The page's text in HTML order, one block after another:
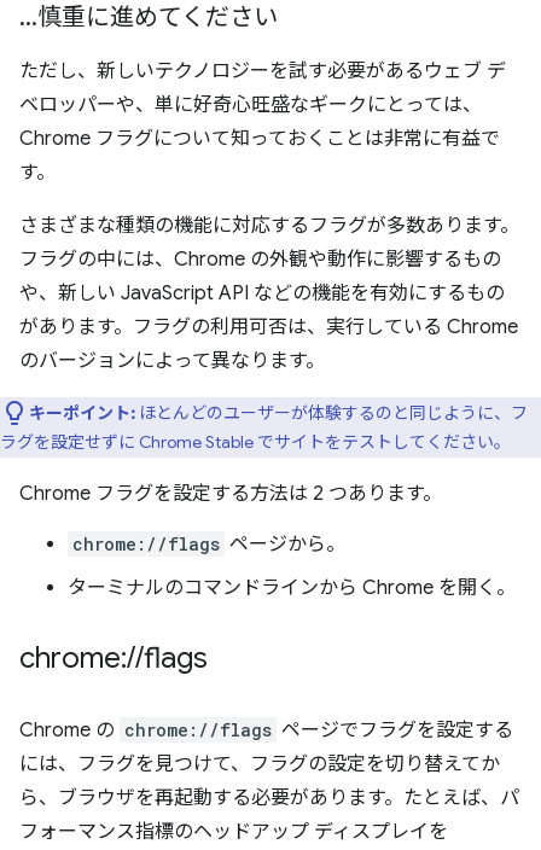
...慎重に進めてください
ただし、新しいテクノロジーを試す必要があるウェブ デ
ベロッパーや、単に好奇心旺盛なギークにとっては、
Chrome フラグについて知っておくことは非常に有益で
す。
さまざまな種類の機能に対応するフラグが多数あります。
フラグの中には、Chrome の外観や動作に影響するもの
や、新しい JavaScript API などの機能を有効にするもの
があります。フラグの利用可否は、実行している Chrome
のバージョンによって異なります。
キーポイント: ほとんどのユーザーが体験するのと同じように、フ
ラグを設定せずに Chrome Stable でサイトをテストしてください。
Chrome フラグを設定する方法は 2 つあります。
chrome://flags ページから。
ターミナルのコマンドラインから Chrome を開く。
chrome://flags
Chrome の chrome://flags ページでフラグを設定する
には、フラグを見つけて、フラグの設定を切り替えてか
ら、ブラウザを再起動する必要があります。たとえば、パ
フォーマンス指標のヘッドアップ ディスプレイを